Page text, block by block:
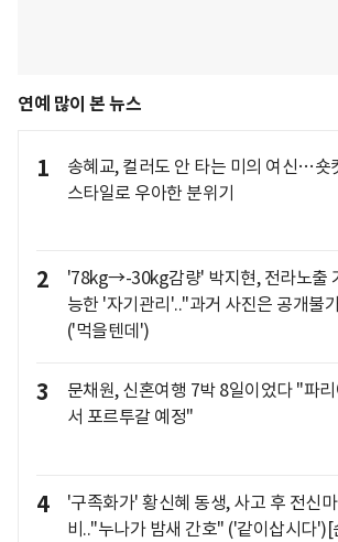
연예 많이 본 뉴스
1
송혜교, 컬러도 안 타는 미의 여신…숏
스타일로 우아한 분위기
2
'78kg→-30kg감량' 박지현, 전라노출
능한 '자기관리'.."과거 사진은 공개불
('먹을텐데')
3
문채원, 신혼여행 7박 8일이었다 "파리
서 포르투갈 예정"
4
'구족화가' 황신혜 동생, 사고 후 전신마
비.."누나가 밤새 간호" ('같이삽시다')[